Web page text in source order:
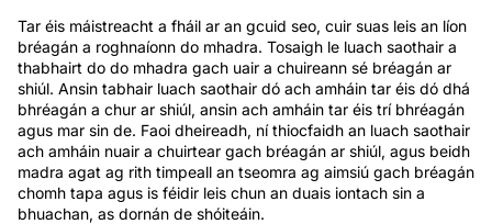
Tar éis máistreacht a fháil ar an gcuid seo, cuir suas leis an líon
bréagán a roghnaíonn do mhadra. Tosaigh le luach saothair a
thabhairt do do mhadra gach uair a chuireann sé bréagán ar
shiúl. Ansin tabhair luach saothair dó ach amháin tar éis dó dhá
bhréagán a chur ar shiúl, ansin ach amháin tar éis trí bhréagán
agus mar sin de. Faoi dheireadh, ní thiocfaidh an luach saothair
ach amháin nuair a chuirtear gach bréagán ar shiúl, agus beidh
madra agat ag rith timpeall an tseomra ag aimsiú gach bréagán
chomh tapa agus is féidir leis chun an duais iontach sin a
bhuachan, as dornán de shóiteáin.